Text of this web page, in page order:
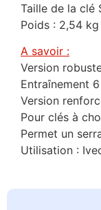
Taille de la clé
Poids : 2,54 kg
A savoir :
Version
Entraînement
Version
Pour clés à
Permet un
Utilisation :